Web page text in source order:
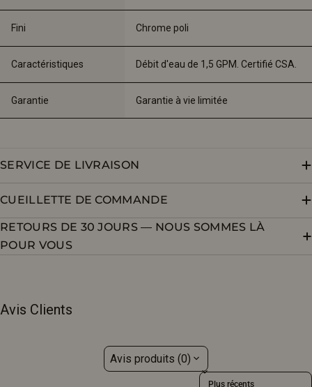
Fini Chrome poli
Caractéristiques Débit d'eau de 1,5 GPM. Certifié CSA.
Garantie Garantie à vie limitée
SERVICE DE LIVRAISON
CUEILLETTE DE COMMANDE
RETOURS DE 30 JOURS — NOUS SOMMES LÀ
POUR VOUS
Avis Clients
Avis produits (0)
Sort reviews by